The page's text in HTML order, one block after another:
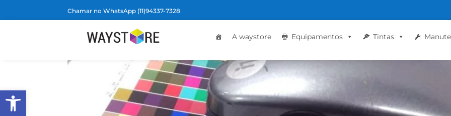
Chamar no WhatsApp (11)94337-7328
A waystore Equipamentos Tintas
Barra de Ferramentas Aberta